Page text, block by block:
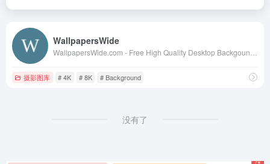
WallpapersWide
摄影图库 # 4K # 8K # Background
没有了